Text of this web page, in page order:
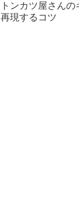
トンカツ屋さん
再現するコツ